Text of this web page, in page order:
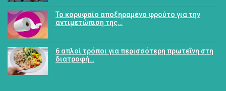
Το κορυφαίο αποξηραμένο φρούτο για την
αντιμετώπιση της…
6 απλοί τρόποι για περισσότερη πρωτεΐνη στη
διατροφή…